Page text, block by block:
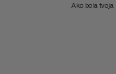
Ako bola tvoja